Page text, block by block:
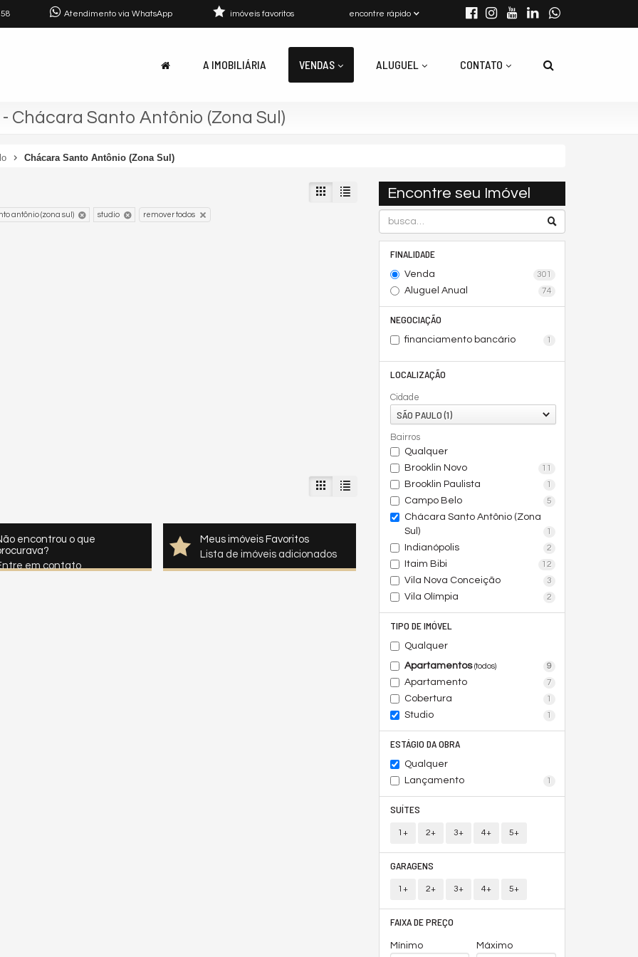
Atendimento via WhatsApp encontre rápido
imóveis favoritos
A IMOBILIÁRIA VENDAS ALUGUEL CONTATO
Chácara Santo Antônio (Zona Sul)
Chácara Santo Antônio (Zona Sul)
Encontre seu Imóvel
FINALIDADE
Venda 301
Aluguel Anual 74
NEGOCIAÇÃO
financiamento bancário 1
LOCALIZAÇÃO
Cidade
SÃO PAULO (1)
Bairros
Qualquer
Brooklin Novo
11
Brooklin Paulista 1
Campo Belo 5
Chácara Santo Antônio (Zona
Sul)
1
Indianópolis 2
Itaim Bibi 12
Vila Nova Conceição 3
Vila Olímpia 2
TIPO DE IMÓVEL
Qualquer
Apartamentos(todos) 9
Apartamento 7
Cobertura 1
Studio 1
ESTÁGIO DA OBRA
Qualquer
Lançamento
1
SUÍTES
1+ 2+ 3+ 4+ 5+
GARAGENS
1+ 2+ 3+ 4+ 5+
FAIXA DE PREÇO
Mínimo Máximo
antônio (zona sul) studio remover todos
encontrou o que
em contato
Meus imóveis Favoritos
Lista de imóveis adicionados